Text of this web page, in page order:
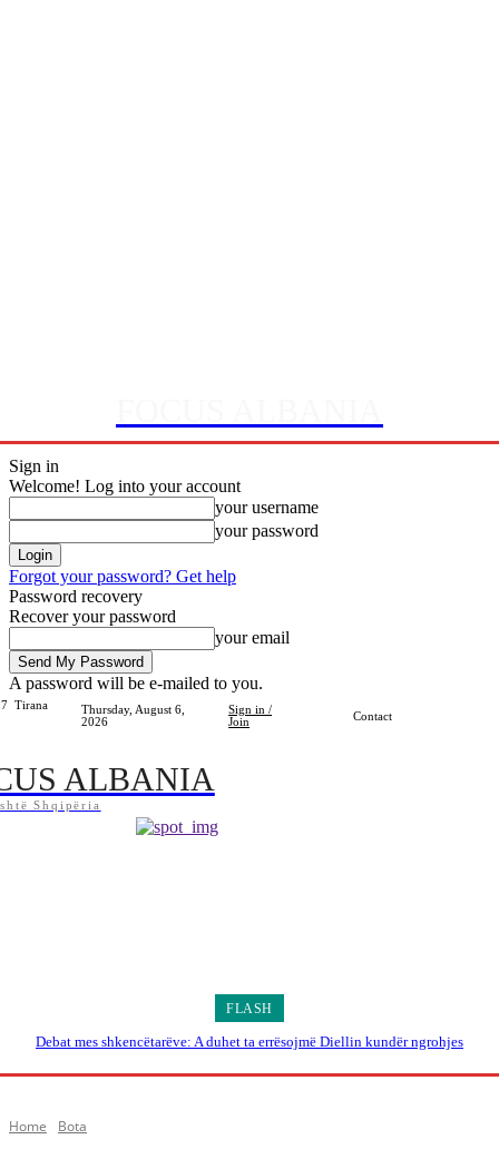
Sign in
Welcome! Log into your account
your username
your password
Forgot your password? Get help
Password recovery
Recover your password
your email
A password will be e-mailed to you.
Tirana
Thursday, August 6,
2026
Sign in /
Join
Contact
ALBANIA
Shqipëria
FLASH
Debat mes shkencëtarëve: A duhet ta errësojmë Diellin kundër ngrohjes
Home Bota